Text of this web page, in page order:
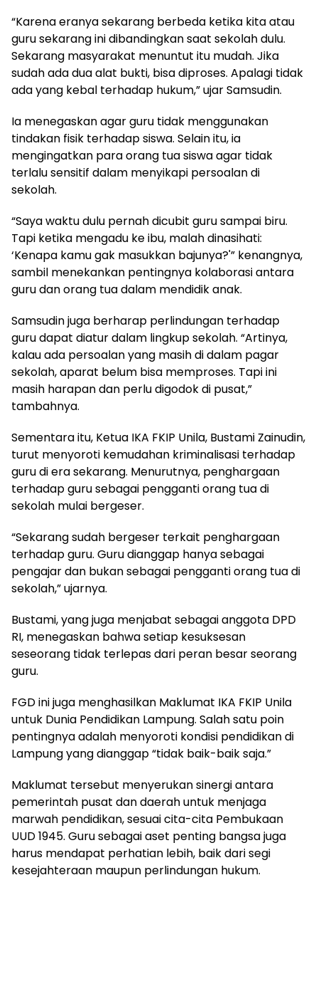
“Karena eranya sekarang berbeda ketika kita atau
guru sekarang ini dibandingkan saat sekolah dulu.
Sekarang masyarakat menuntut itu mudah. Jika
sudah ada dua alat bukti, bisa diproses. Apalagi tidak
ada yang kebal terhadap hukum,” ujar Samsudin.
Ia menegaskan agar guru tidak menggunakan
tindakan fisik terhadap siswa. Selain itu, ia
mengingatkan para orang tua siswa agar tidak
terlalu sensitif dalam menyikapi persoalan di
sekolah.
“Saya waktu dulu pernah dicubit guru sampai biru.
Tapi ketika mengadu ke ibu, malah dinasihati:
‘Kenapa kamu gak masukkan bajunya?'” kenangnya,
sambil menekankan pentingnya kolaborasi antara
guru dan orang tua dalam mendidik anak.
Samsudin juga berharap perlindungan terhadap
guru dapat diatur dalam lingkup sekolah. “Artinya,
kalau ada persoalan yang masih di dalam pagar
sekolah, aparat belum bisa memproses. Tapi ini
masih harapan dan perlu digodok di pusat,”
tambahnya.
Sementara itu, Ketua IKA FKIP Unila, Bustami Zainudin,
turut menyoroti kemudahan kriminalisasi terhadap
guru di era sekarang. Menurutnya, penghargaan
terhadap guru sebagai pengganti orang tua di
sekolah mulai bergeser.
“Sekarang sudah bergeser terkait penghargaan
terhadap guru. Guru dianggap hanya sebagai
pengajar dan bukan sebagai pengganti orang tua di
sekolah,” ujarnya.
Bustami, yang juga menjabat sebagai anggota DPD
RI, menegaskan bahwa setiap kesuksesan
seseorang tidak terlepas dari peran besar seorang
guru.
FGD ini juga menghasilkan Maklumat IKA FKIP Unila
untuk Dunia Pendidikan Lampung. Salah satu poin
pentingnya adalah menyoroti kondisi pendidikan di
Lampung yang dianggap “tidak baik-baik saja.”
Maklumat tersebut menyerukan sinergi antara
pemerintah pusat dan daerah untuk menjaga
marwah pendidikan, sesuai cita-cita Pembukaan
UUD 1945. Guru sebagai aset penting bangsa juga
harus mendapat perhatian lebih, baik dari segi
kesejahteraan maupun perlindungan hukum.